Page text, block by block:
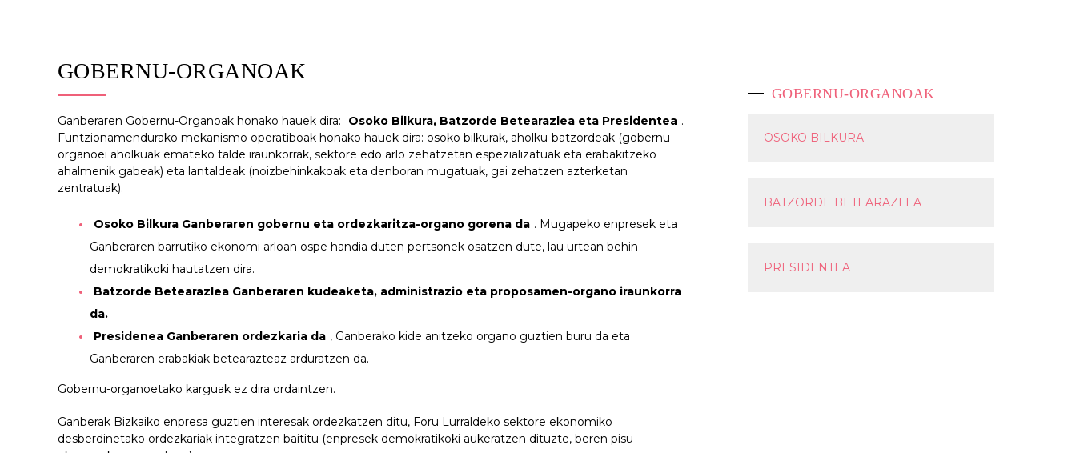
GOBERNU-ORGANOAK
Ganberaren Gobernu-Organoak honako hauek dira: Osoko Bilkura, Batzorde Betearazlea eta Presidentea .
Funtzionamendurako mekanismo operatiboak honako hauek dira: osoko bilkurak, aholku-batzordeak (gobernu-
organoei aholkuak emateko talde iraunkorrak, sektore edo arlo zehatzetan espezializatuak eta erabakitzeko
ahalmenik gabeak) eta lantaldeak (noizbehinkakoak eta denboran mugatuak, gai zehatzen azterketan
zentratuak).
Osoko Bilkura Ganberaren gobernu eta ordezkaritza-organo gorena da . Mugapeko enpresek eta
Ganberaren barrutiko ekonomi arloan ospe handia duten pertsonek osatzen dute, lau urtean behin
demokratikoki hautatzen dira.
Batzorde Betearazlea Ganberaren kudeaketa, administrazio eta proposamen-organo iraunkorra
da.
Presidenea Ganberaren ordezkaria da , Ganberako kide anitzeko organo guztien buru da eta
Ganberaren erabakiak betearazteaz arduratzen da.
Gobernu-organoetako karguak ez dira ordaintzen.
Ganberak Bizkaiko enpresa guztien interesak ordezkatzen ditu, Foru Lurraldeko sektore ekonomiko
desberdinetako ordezkariak integratzen baititu (enpresek demokratikoki aukeratzen dituzte, beren pisu
GOBERNU-ORGANOAK
OSOKO BILKURA
BATZORDE BETEARAZLEA
PRESIDENTEA